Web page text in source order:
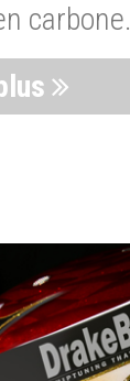
carbone.